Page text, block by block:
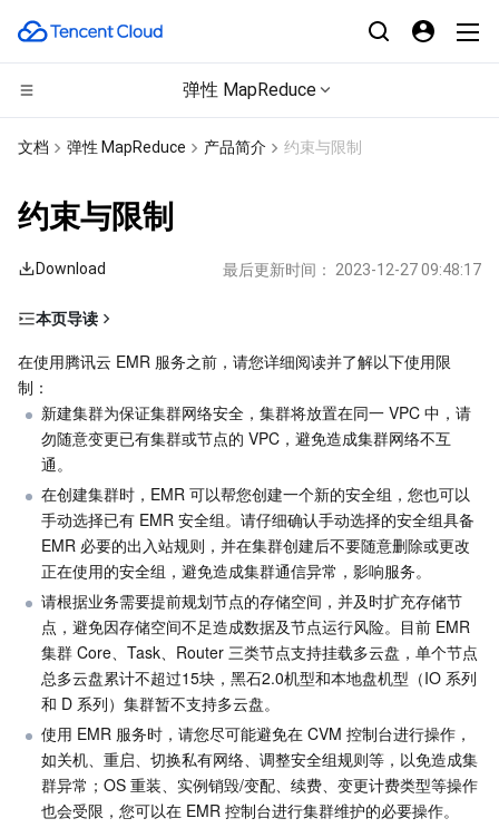
弹性 MapReduce
计算
轻量应用服务器
GPU 云服务器
专用宿主机
弹性伸缩
自动化助手
边缘安全加速平台 EO
全站加速网络
DDoS 防护
安全加速 SCDN
多网聚合加速（腾讯云聚通）
高性能计算
高性能计算集群
边缘计算机器
容器服务
服务网格
容器镜像服务
云原生分布式云中心
分布式云
本地专用集群
边缘可用区
专属可用区
微服务
弹性微服务
API 网关
注册配置治理
Serverless
云函数
基础存储服务
对象存储
文件存储
云硬盘
云 HDFS
存储数据服务
日志服务
数据万象
智能媒资托管
关系型数据库
云数据库 MySQL
云数据库 MariaDB
关系型数据库TDSQL
TDSQL-C MySQL 版
NoSQL 数据库
文档 弹性 MapReduce 产品简介 约束与限制
约束与限制
Download 最后更新时间： 2023-12-27 09:48:17
本页导读
高危操作
在使用腾讯云 EMR 服务之前，请您详细阅读并了解以下使用限
制：
新建集群为保证集群网络安全，集群将放置在同一 VPC 中，请
勿随意变更已有集群或节点的 VPC，避免造成集群网络不互
通。
在创建集群时，EMR 可以帮您创建一个新的安全组，您也可以
手动选择已有 EMR 安全组。请仔细确认手动选择的安全组具备
EMR 必要的出入站规则，并在集群创建后不要随意删除或更改
正在使用的安全组，避免造成集群通信异常，影响服务。
请根据业务需要提前规划节点的存储空间，并及时扩充存储节
点，避免因存储空间不足造成数据及节点运行风险。目前 EMR
集群 Core、Task、Router 三类节点支持挂载多云盘，单个节点
总多云盘累计不超过15块，黑石2.0机型和本地盘机型（IO 系列
和 D 系列）集群暂不支持多云盘。
使用 EMR 服务时，请您尽可能避免在 CVM 控制台进行操作，
如关机、重启、切换私有网络、调整安全组规则等，以免造成集
群异常；OS 重装、实例销毁/变配、续费、变更计费类型等操作
也会受限，您可以在 EMR 控制台进行集群维护的必要操作。